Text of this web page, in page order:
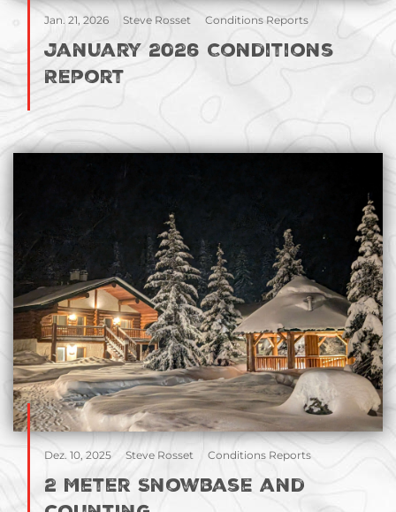
Jan. 21, 2026 Steve Rosset Conditions Reports
January 2026 Conditions
Report
Dez. 10, 2025 Steve Rosset Conditions Reports
2 Meter Snowbase and